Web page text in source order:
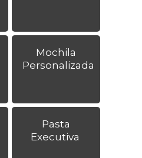
Mochila
Personalizada
Pasta
Executiva